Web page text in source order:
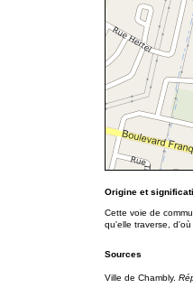
Origine et
Cette voie de
qu'elle traverse, d'où
Sources
Ville de Chambly.